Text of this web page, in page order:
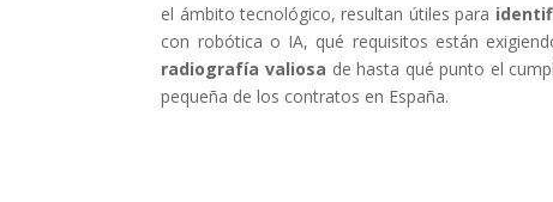
el ámbito tecnológico, resultan útiles para
con robótica o IA, qué requisitos están
radiografía valiosa de hasta qué punto el
pequeña de los contratos en España.